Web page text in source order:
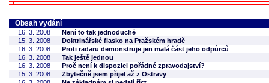
Obsah vydání
16. 3. 2008
Není to tak jednoduché
15. 3. 2008
Doktrinářské fiasko na Pražském hradě
16. 3. 2008
Proti radaru demonstruje jen malá část jeho odpůrců
16. 3. 2008
Tak ještě jednou
16. 3. 2008
Proč není k dispozici pořádné zpravodajství?
15. 3. 2008
Zbytečně jsem přijel až z Ostravy